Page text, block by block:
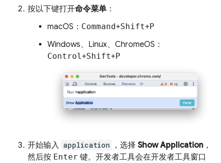
按以下键打开命令菜单 ：
macOS： Command+Shift+P
Windows、Linux、ChromeOS：
Control+Shift+P
开始输入 application ，选择 Show Application ，
然后按 Enter 键。开发者工具会在开发者工具窗口